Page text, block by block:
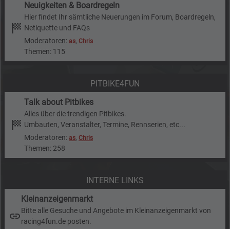
Neuigkeiten & Boardregeln
Hier findet Ihr sämtliche Neuerungen im Forum, Boardregeln,
Netiquette und FAQs
Moderatoren: as, Chris
Themen: 115
PITBIKE4FUN
Talk about Pitbikes
Alles über die trendigen Pitbikes.
Umbauten, Veranstalter, Termine, Rennserien, etc...
Moderatoren: as, Chris
Themen: 258
INTERNE LINKS
Kleinanzeigenmarkt
Bitte alle Gesuche und Angebote im Kleinanzeigenmarkt von
racing4fun.de posten.